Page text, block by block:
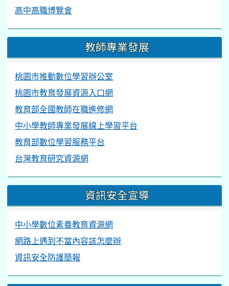
高中高職博覽會
教師專業發展
桃園市推動數位學習辦公室
桃園市教育發展資源入口網
教育部全國教師在職進修網
中小學教師專業發展線上學習平台
教育部數位學習服務平台
台灣教育研究資源網
資訊安全宣導
中小學數位素養教育資源網
網路上遇到不當內容該怎麼辦
資訊安全防護簡報